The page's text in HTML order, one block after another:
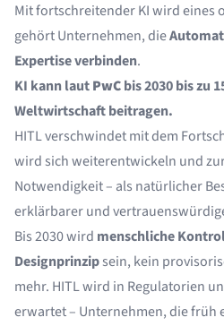
Mit fortschreitender KI wird eines
gehört Unternehmen, die
Expertise verbinden.
KI kann lautPwCbis 2030 bis zu
Weltwirtschaft beitragen.
HITL verschwindet mit dem
wird sich weiterentwickeln und
Notwendigkeit – als natürlicher
erklärbarer und
Bis 2030 wird menschliche
Designprinzipsein, kein
mehr. HITL wird in Regulatorien
erwartet – Unternehmen, die früh